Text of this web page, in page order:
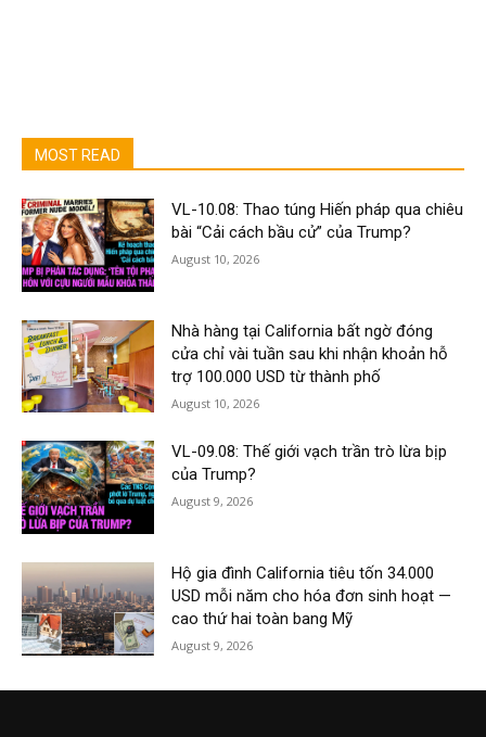
MOST READ
VL-10.08: Thao túng Hiến pháp qua chiêu
bài “Cải cách bầu cử” của Trump?
August 10, 2026
Nhà hàng tại California bất ngờ đóng
cửa chỉ vài tuần sau khi nhận khoản hỗ
trợ 100.000 USD từ thành phố
August 10, 2026
VL-09.08: Thế giới vạch trần trò lừa bịp
của Trump?
August 9, 2026
Hộ gia đình California tiêu tốn 34.000
USD mỗi năm cho hóa đơn sinh hoạt —
cao thứ hai toàn bang Mỹ
August 9, 2026